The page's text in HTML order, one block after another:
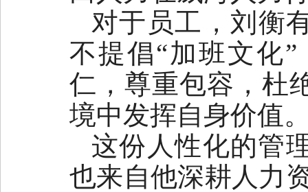
对于员工，刘衡
不提倡“加班文化
仁，尊重包容，杜
境中发挥自身价值
这份人性化的管
也来自他深耕人力